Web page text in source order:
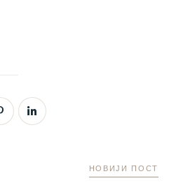
НОВИЈИ ПОСТ